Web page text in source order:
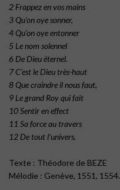
2 Frappez en vos mains
3 Qu’on oye sonner,
4 Qu’on oye entonner
5 Le nom solennel
6 De Dieu éternel.
7 C’est le Dieu très-haut
8 Que craindre il nous faut,
9 Le grand Roy qui fait
10 Sentir en effect
11 Sa force au travers
12 De tout l’univers.
Texte : Théodore de BEZE
Mélodie : Genève, 1551, 1554.